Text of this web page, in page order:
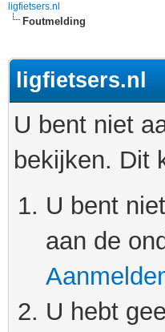
ligfietsers.nl
Foutmelding
ligfietsers.nl
U bent niet
bekijken. Dit
U bent
aan de
U hebt